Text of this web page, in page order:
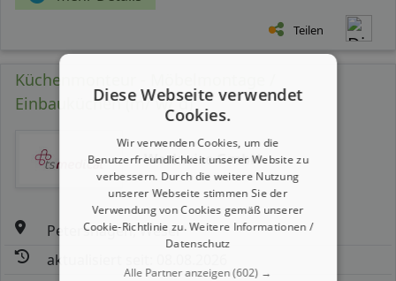
Teilen
Küchenmonteur - Möbelmontage /
Einbauküchen (m/ w/ d)
Workwise GmbH
Petershagen, Weser
aktualisiert seit: 08.08.2026
Diese Webseite verwendet
Cookies.
Wir verwenden Cookies, um die
Benutzerfreundlichkeit unserer Website zu
verbessern. Durch die weitere Nutzung
unserer Webseite stimmen Sie der
Verwendung von Cookies gemäß unserer
Cookie-Richtlinie zu.Weitere Informationen /
Datenschutz
Alle Partner anzeigen(602) →